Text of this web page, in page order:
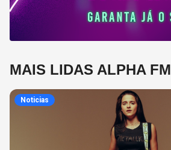
MAIS LIDAS ALPHA FM
Noticias